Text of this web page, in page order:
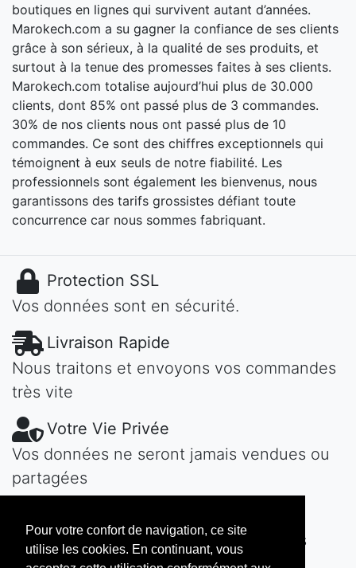
Pour votre confort de navigation, ce site
utilise les cookies. En continuant, vous
boutiques en lignes qui survivent autant d’années.
Marokech.com a su gagner la confiance de ses clients
grâce à son sérieux, à la qualité de ses produits, et
surtout à la tenue des promesses faites à ses clients.
Marokech.com totalise aujourd’hui plus de 30.000
clients, dont 85% ont passé plus de 3 commandes.
30% de nos clients nous ont passé plus de 10
commandes. Ce sont des chiffres exceptionnels qui
témoignent à eux seuls de notre fiabilité. Les
professionnels sont également les bienvenus, nous
garantissons des tarifs grossistes défiant toute
concurrence car nous sommes fabriquant.
Protection SSL
Vos données sont en sécurité.
Livraison Rapide
Nous traitons et envoyons vos commandes
très vite
Votre Vie Privée
Vos données ne seront jamais vendues ou
partagées
Contactez-nous! Nous vous répondons